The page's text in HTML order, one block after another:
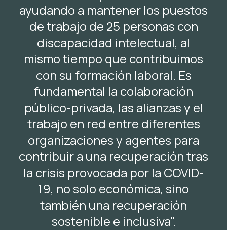
ayudando a mantener los puestos
de trabajo de 25 personas con
discapacidad intelectual, al
mismo tiempo que contribuimos
con su formación laboral. Es
fundamental la colaboración
público-privada, las alianzas y el
trabajo en red entre diferentes
organizaciones y agentes para
contribuir a una recuperación tras
la crisis provocada por la COVID-
19, no solo económica, sino
también una recuperación
sostenible e inclusiva".